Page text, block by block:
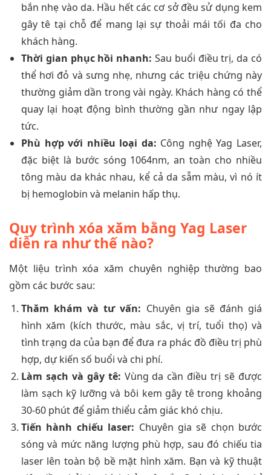
bắn nhẹ vào da. Hầu hết các cơ sở đều sử dụng kem
gây tê tại chỗ để mang lại sự thoải mái tối đa cho
khách hàng.
Thời gian phục hồi nhanh: Sau buổi điều trị, da có
thể hơi đỏ và sưng nhẹ, nhưng các triệu chứng này
thường giảm dần trong vài ngày. Khách hàng có thể
quay lại hoạt động bình thường gần như ngay lập
tức.
Phù hợp với nhiều loại da: Công nghệ Yag Laser,
đặc biệt là bước sóng 1064nm, an toàn cho nhiều
tông màu da khác nhau, kể cả da sẫm màu, vì nó ít
bị hemoglobin và melanin hấp thụ.
Quy trình xóa xăm bằng Yag Laser
diễn ra như thế nào?
Một liệu trình xóa xăm chuyên nghiệp thường bao
gồm các bước sau:
Thăm khám và tư vấn: Chuyên gia sẽ đánh giá
hình xăm (kích thước, màu sắc, vị trí, tuổi thọ) và
tình trạng da của bạn để đưa ra phác đồ điều trị phù
hợp, dự kiến số buổi và chi phí.
Làm sạch và gây tê: Vùng da cần điều trị sẽ được
làm sạch kỹ lưỡng và bôi kem gây tê trong khoảng
30-60 phút để giảm thiểu cảm giác khó chịu.
Tiến hành chiếu laser: Chuyên gia sẽ chọn bước
sóng và mức năng lượng phù hợp, sau đó chiếu tia
laser lên toàn bộ bề mặt hình xăm. Bạn và kỹ thuật